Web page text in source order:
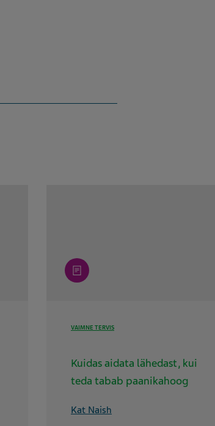
article
VAIMNE TERVIS
Kuidas aidata lähedast, kui
teda tabab paanikahoog
Kat Naish